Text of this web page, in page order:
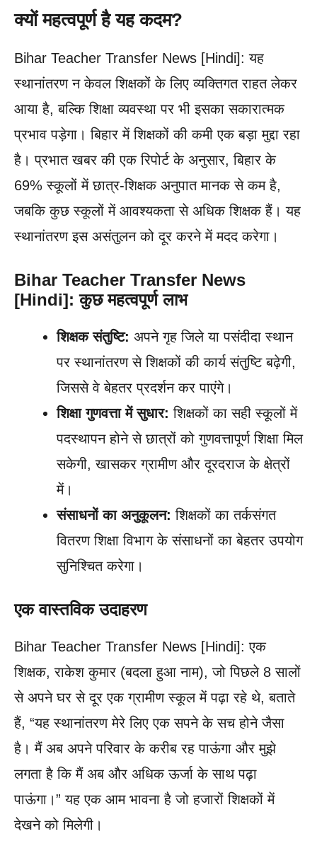
क्यों महत्वपूर्ण है यह कदम?
Bihar Teacher Transfer News [Hindi]: यह
स्थानांतरण न केवल शिक्षकों के लिए व्यक्तिगत राहत लेकर
आया है, बल्कि शिक्षा व्यवस्था पर भी इसका सकारात्मक
प्रभाव पड़ेगा। बिहार में शिक्षकों की कमी एक बड़ा मुद्दा रहा
है। प्रभात खबर की एक रिपोर्ट के अनुसार, बिहार के
69% स्कूलों में छात्र-शिक्षक अनुपात मानक से कम है,
जबकि कुछ स्कूलों में आवश्यकता से अधिक शिक्षक हैं। यह
स्थानांतरण इस असंतुलन को दूर करने में मदद करेगा।
Bihar Teacher Transfer News
[Hindi]: कुछ महत्वपूर्ण लाभ
शिक्षक संतुष्टि: अपने गृह जिले या पसंदीदा स्थान
पर स्थानांतरण से शिक्षकों की कार्य संतुष्टि बढ़ेगी,
जिससे वे बेहतर प्रदर्शन कर पाएंगे।
शिक्षा गुणवत्ता में सुधार: शिक्षकों का सही स्कूलों में
पदस्थापन होने से छात्रों को गुणवत्तापूर्ण शिक्षा मिल
सकेगी, खासकर ग्रामीण और दूरदराज के क्षेत्रों
में।
संसाधनों का अनुकूलन: शिक्षकों का तर्कसंगत
वितरण शिक्षा विभाग के संसाधनों का बेहतर उपयोग
सुनिश्चित करेगा।
एक वास्तविक उदाहरण
Bihar Teacher Transfer News [Hindi]: एक
शिक्षक, राकेश कुमार (बदला हुआ नाम), जो पिछले 8 सालों
से अपने घर से दूर एक ग्रामीण स्कूल में पढ़ा रहे थे, बताते
हैं, “यह स्थानांतरण मेरे लिए एक सपने के सच होने जैसा
है। मैं अब अपने परिवार के करीब रह पाऊंगा और मुझे
लगता है कि मैं अब और अधिक ऊर्जा के साथ पढ़ा
पाऊंगा।” यह एक आम भावना है जो हजारों शिक्षकों में
देखने को मिलेगी।